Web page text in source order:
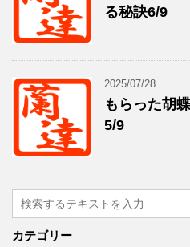
る秘訣6/9
2025/07/28
もらった胡
5/9
カテゴリー